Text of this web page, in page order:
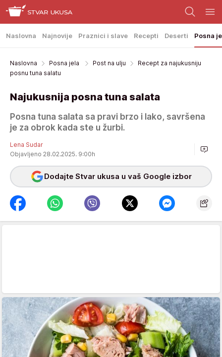
Naslovna Najnovije Praznici i slave Recepti Deserti Posna
Naslovna Posna jela Post na ulju
Recept za najukusniju
posnu tuna salatu
Najukusnija posna tuna salata
Posna tuna salata sa pravi brzo i lako, savršena
je za obrok kada ste u žurbi.
Lena Sudar
Objavljeno 28.02.2025. 9:00h
Dodajte Stvar ukusa u vaš Google izbor